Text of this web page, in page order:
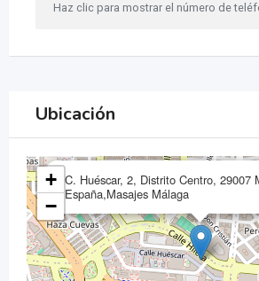
Haz clic para mostrar el número de
Ubicación
C. Huéscar, 2, Distrito Centro, 29007
España,Masajes Málaga
+
−